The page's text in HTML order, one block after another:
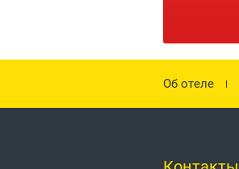
Об отеле